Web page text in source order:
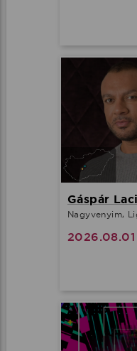
Gáspár
Nagyvenyim,
2026.08.01